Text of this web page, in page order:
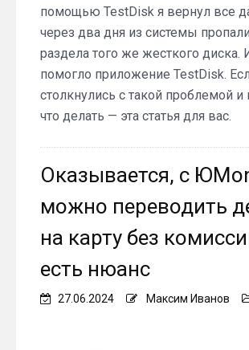
помощью TestDisk я вернул все
через два дня из системы
раздела того же жесткого диска.
помогло приложение TestDisk.
столкнулись с такой проблемой и
что делать — эта статья для вас.
Оказывается, с
можно переводить
на карту без
есть нюанс
27.06.2024 Максим Иванов